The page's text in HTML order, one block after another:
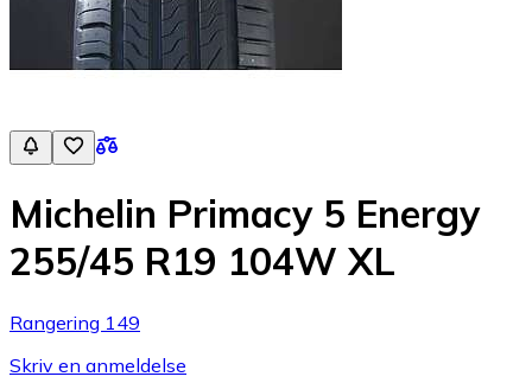
Michelin Primacy 5 Energy
255/45 R19 104W XL
Rangering 149
Skriv en anmeldelse